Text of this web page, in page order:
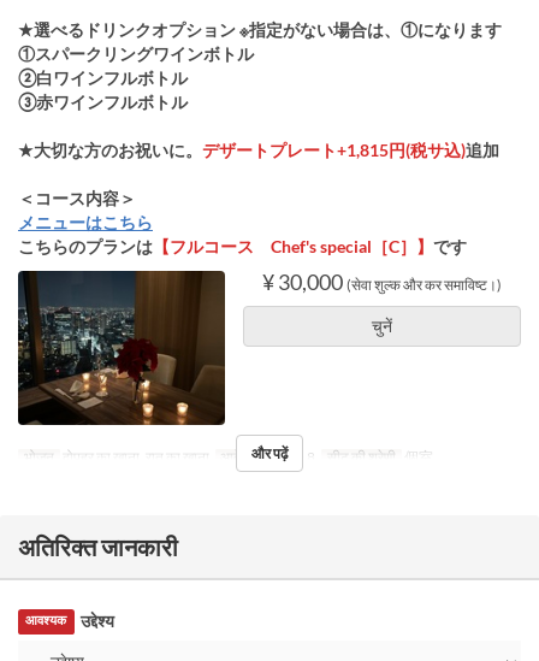
★選べるドリンクオプション ※指定がない場合は、①になります
①スパークリングワインボトル
②白ワインフルボトル
③赤ワインフルボトル
★大切な方のお祝いに。 デザートプレート+1,815円(税サ込)追加
＜コース内容＞
メニューはこちら
こちらのプランは 【フルコース Chef's special［C］】 です
¥ 30,000 (सेवा शुल्क और कर समाविष्ट।)
चुनें
भोजन दोपहर का खाना, रात का खाना आदेश सीमा 2 ~ 8 सीट की श्रेणी 個室
और पढ़ें
अतिरिक्त जानकारी
उद्देश्य
आवश्यक